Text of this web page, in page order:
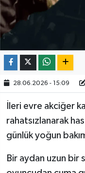
28.06.2026 - 15:09
İleri evre akciğer
rahatsızlanarak
günlük yoğun
Bir aydan uzun bir